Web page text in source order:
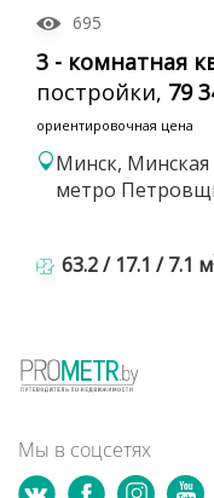
695
3 - комнатная
постройки, 79
ориентировочная цена
Минск, Минская
метро
63.2 / 17.1 / 7.1 м
Мы в соцсетях